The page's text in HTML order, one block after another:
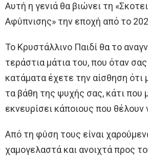
Αυτή η γενιά θα βιώνει τη
Αφύπνισης» την εποχή από το
Το Κρυστάλλινο Παιδί θα το
τεράστια μάτια του, που όταν σας
κατάματα έχετε την αίσθηση ότι
τα βάθη της ψυχής σας, κάτι που
εκνευρίσει κάποιους που
Από τη φύση τους είναι
χαμογελαστά και ανοιχτά προς